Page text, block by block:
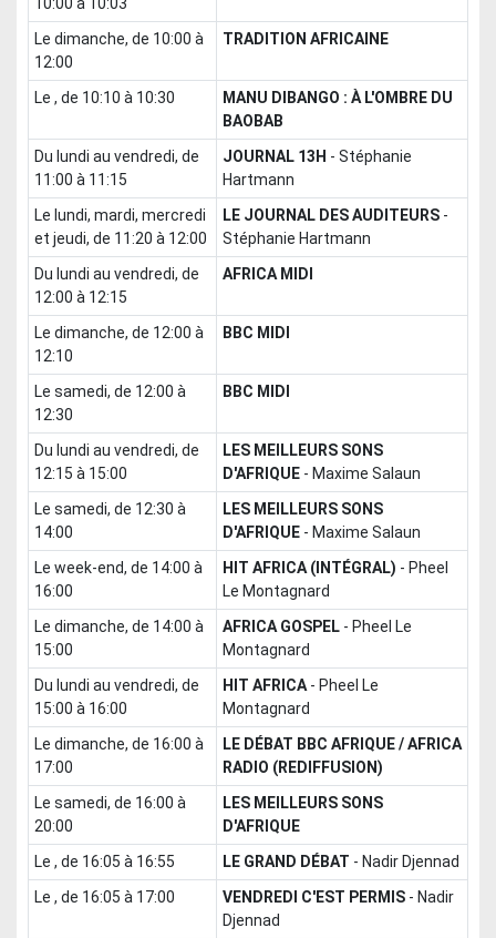
le dimanche, de 10:00 à
12:00
TRADITION AFRICAINE
le , de 10:10 à 10:30
MANU DIBANGO : À L'OMBRE DU
BAOBAB
du lundi au vendredi, de
11:00 à 11:15
JOURNAL 13H - Stéphanie
Hartmann
le lundi, mardi, mercredi
et jeudi, de 11:20 à 12:00
LE JOURNAL DES AUDITEURS -
Stéphanie Hartmann
du lundi au vendredi, de
12:00 à 12:15
AFRICA MIDI
le dimanche, de 12:00 à
12:10
BBC MIDI
le samedi, de 12:00 à
12:30
BBC MIDI
du lundi au vendredi, de
12:15 à 15:00
LES MEILLEURS SONS
D'AFRIQUE - Maxime Salaun
le samedi, de 12:30 à
14:00
LES MEILLEURS SONS
D'AFRIQUE - Maxime Salaun
le week-end, de 14:00 à
16:00
HIT AFRICA (INTÉGRAL) - Pheel
Le Montagnard
le dimanche, de 14:00 à
15:00
AFRICA GOSPEL - Pheel Le
Montagnard
du lundi au vendredi, de
15:00 à 16:00
HIT AFRICA - Pheel Le
Montagnard
le dimanche, de 16:00 à
17:00
LE DÉBAT BBC AFRIQUE / AFRICA
RADIO (REDIFFUSION)
le samedi, de 16:00 à
20:00
LES MEILLEURS SONS
D'AFRIQUE
le , de 16:05 à 16:55
LE GRAND DÉBAT - Nadir Djennad
le , de 16:05 à 17:00
VENDREDI C'EST PERMIS - Nadir
Djennad